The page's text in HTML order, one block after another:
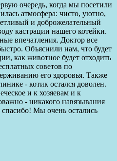
очередь, когда мы посетили
атмосфера: чисто, уютно,
и доброжелательный
кастрации нашего котейки.
впечатления. Доктор все
Объяснили нам, что будет
как животное будет отходить
советов по
его здоровья. Также
- котик остался доволен.
и к хозяевам и к
- никакого навязывания
Мы очень остались